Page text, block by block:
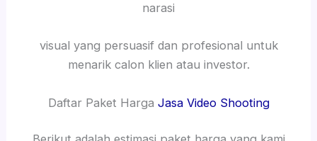
narasi
visual yang persuasif dan profesional untuk
menarik calon klien atau investor.
Daftar Paket Harga Jasa Video Shooting